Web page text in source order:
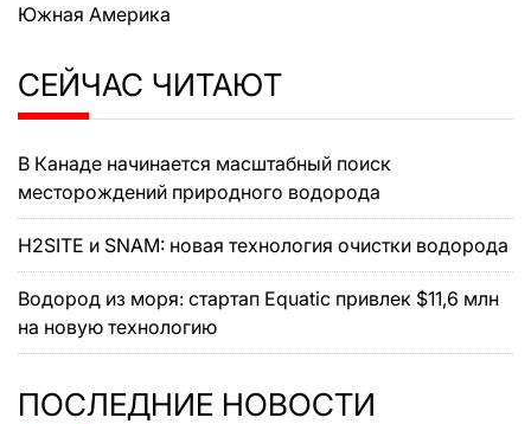
Южная Америка
СЕЙЧАС ЧИТАЮТ
В Канаде начинается масштабный поиск
месторождений природного водорода
H2SITE и SNAM: новая технология очистки водорода
Водород из моря: стартап Equatic привлек $11,6 млн
на новую технологию
ПОСЛЕДНИЕ НОВОСТИ